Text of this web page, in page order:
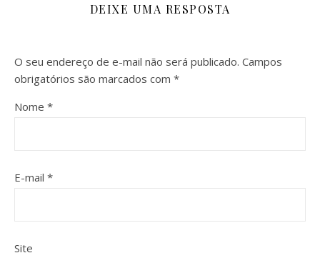
DEIXE UMA RESPOSTA
O seu endereço de e-mail não será publicado. Campos
obrigatórios são marcados com *
Nome *
E-mail *
Site